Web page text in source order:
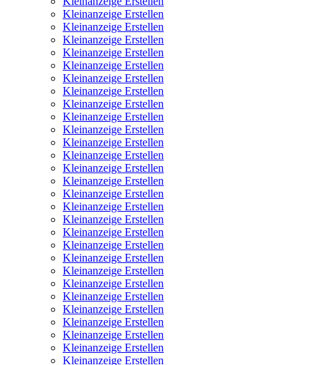
Kleinanzeige Erstellen
Kleinanzeige Erstellen
Kleinanzeige Erstellen
Kleinanzeige Erstellen
Kleinanzeige Erstellen
Kleinanzeige Erstellen
Kleinanzeige Erstellen
Kleinanzeige Erstellen
Kleinanzeige Erstellen
Kleinanzeige Erstellen
Kleinanzeige Erstellen
Kleinanzeige Erstellen
Kleinanzeige Erstellen
Kleinanzeige Erstellen
Kleinanzeige Erstellen
Kleinanzeige Erstellen
Kleinanzeige Erstellen
Kleinanzeige Erstellen
Kleinanzeige Erstellen
Kleinanzeige Erstellen
Kleinanzeige Erstellen
Kleinanzeige Erstellen
Kleinanzeige Erstellen
Kleinanzeige Erstellen
Kleinanzeige Erstellen
Kleinanzeige Erstellen
Kleinanzeige Erstellen
Kleinanzeige Erstellen